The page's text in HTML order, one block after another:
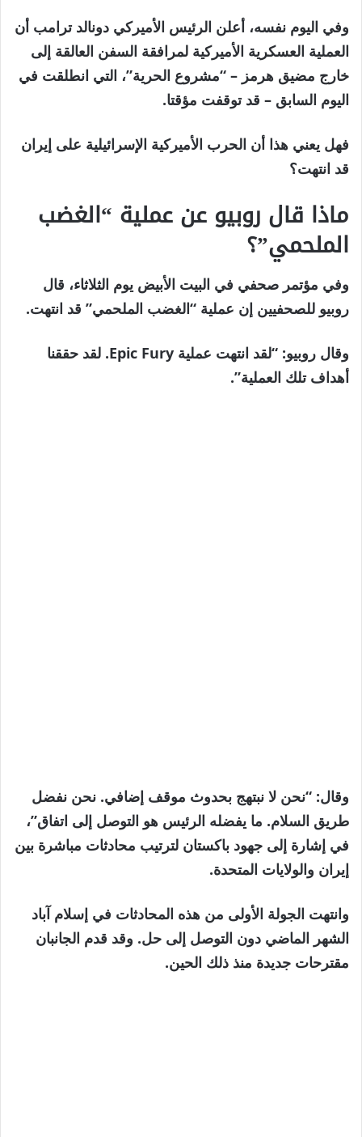
وفي اليوم نفسه، أعلن الرئيس الأميركي دونالد ترامب أن
العملية العسكرية الأميركية لمرافقة السفن العالقة إلى
خارج مضيق هرمز – “مشروع الحرية”، التي انطلقت في
اليوم السابق – قد توقفت مؤقتا.
فهل يعني هذا أن الحرب الأميركية الإسرائيلية على إيران
قد انتهت؟
ماذا قال روبيو عن عملية “الغضب
الملحمي”؟
وفي مؤتمر صحفي في البيت الأبيض يوم الثلاثاء، قال
روبيو للصحفيين إن عملية “الغضب الملحمي” قد انتهت.
وقال روبيو: “لقد انتهت عملية Epic Fury. لقد حققنا
أهداف تلك العملية”.
وقال: “نحن لا نبتهج بحدوث موقف إضافي. نحن نفضل
طريق السلام. ما يفضله الرئيس هو التوصل إلى اتفاق”،
في إشارة إلى جهود باكستان لترتيب محادثات مباشرة بين
إيران والولايات المتحدة.
وانتهت الجولة الأولى من هذه المحادثات في إسلام آباد
الشهر الماضي دون التوصل إلى حل. وقد قدم الجانبان
مقترحات جديدة منذ ذلك الحين.